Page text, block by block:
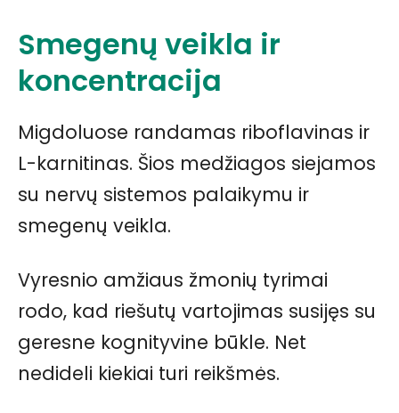
Smegenų veikla ir
koncentracija
Migdoluose randamas riboflavinas ir
L-karnitinas. Šios medžiagos siejamos
su nervų sistemos palaikymu ir
smegenų veikla.
Vyresnio amžiaus žmonių tyrimai
rodo, kad riešutų vartojimas susijęs su
geresne kognityvine būkle. Net
nedideli kiekiai turi reikšmės.